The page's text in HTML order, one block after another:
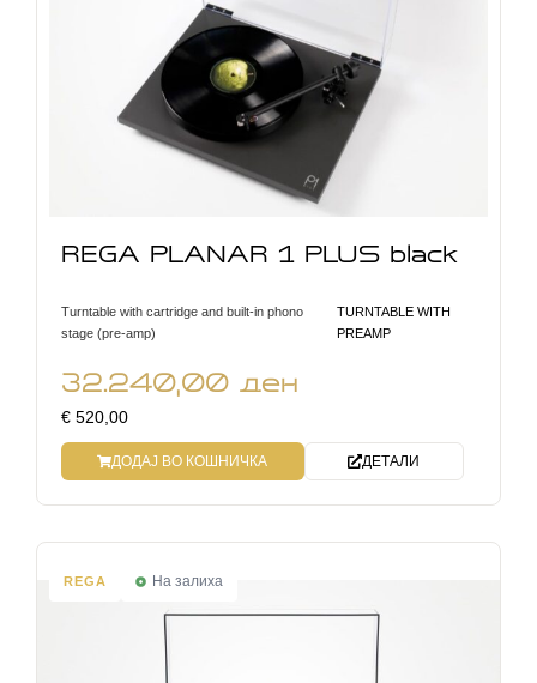
REGA PLANAR 1 PLUS black
Turntable with cartridge and built-in phono
stage (pre-amp)
TURNTABLE WITH
PREAMP
32.240,00 ден
€ 520,00
ДОДАЈ ВО КОШНИЧКА ДЕТАЛИ
REGA На залиха